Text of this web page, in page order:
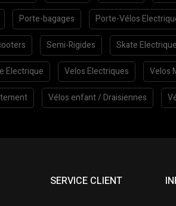
Porte-bagages Porte-Vélos
Semi-Rigides Skate Electrique
Electrique Velos Electriques Velos
Vélos enfant / Draisiennes
SERVICE CLIENT